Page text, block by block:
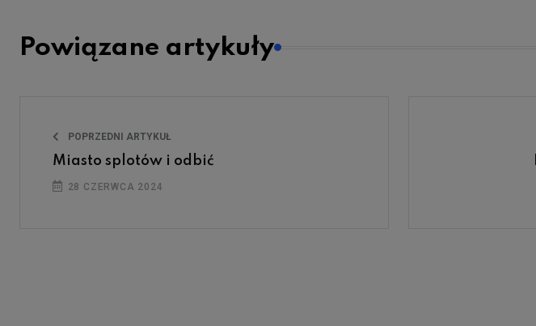
Powiązane artykuły
POPRZEDNI ARTYKUŁ
Miasto splotów i odbić
28 CZERWCA 2024